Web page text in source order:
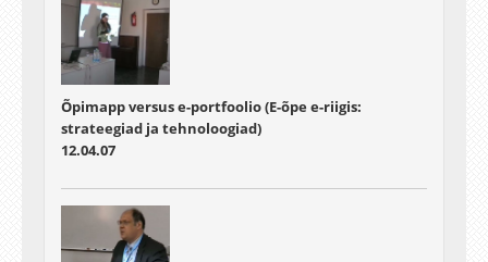
Õpimapp versus e-portfoolio (E-õpe e-riigis:
strateegiad ja tehnoloogiad)
12.04.07